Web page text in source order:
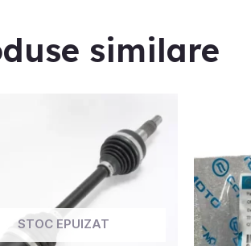
similare
STOC EPUIZAT